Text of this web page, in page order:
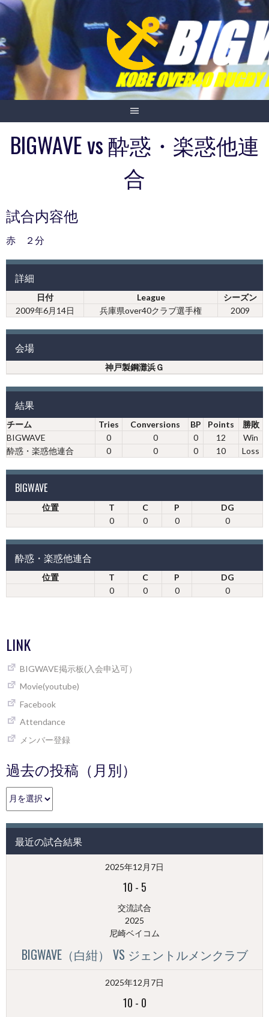
Skip
content
BIGWAVE vs 酔惑・楽惑他連
合
試合内容他
赤 ２分
詳細
日付 League
シーズン
2009年6月14日
兵庫県over40クラブ選手権 2009
会場
神戸製鋼灘浜Ｇ
結果
チーム Tries Conversions BP Points
勝敗
BIGWAVE
0 0 0 12
Win
酔惑・楽惑他連合
0 0 0 10 Loss
BIGWAVE
位置 T C P
DG
0
0 0 0
酔惑・楽惑他連合
位置 T C P
DG
0
0 0 0
LINK
BIGWAVE掲示板(入会申込可）
Movie(youtube)
Facebook
Attendance
メンバー登録
過去の投稿（月別）
過
去
投
（月
最近の試合結果
2025年12月7日
10 - 5
交流試合
2025
尼崎ベイコム
BIGWAVE（白紺） VS ジェントルメンクラブ
2025年12月7日
10 - 0